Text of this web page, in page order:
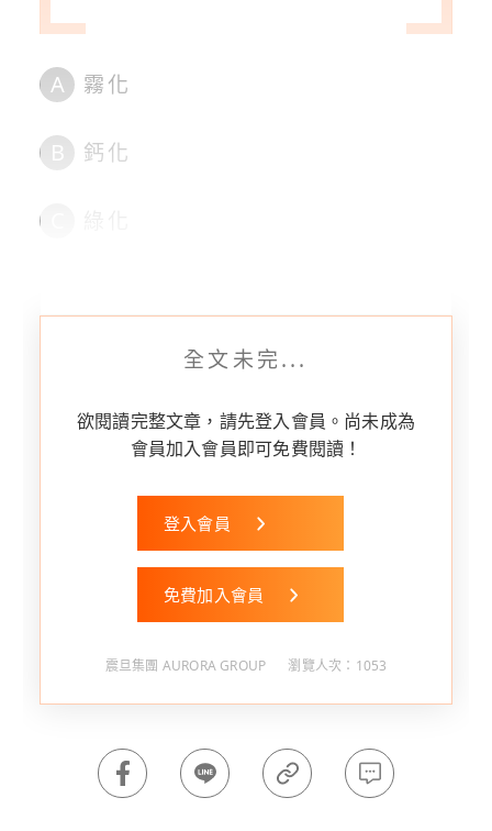
A 霧化
B 鈣化
全文未完...
欲閱讀完整文章，請先登入會員。尚未成為
會員加入會員即可免費閱讀！
登入會員
免費加入會員
震旦集團 AURORA GROUP 瀏覽人次：1053